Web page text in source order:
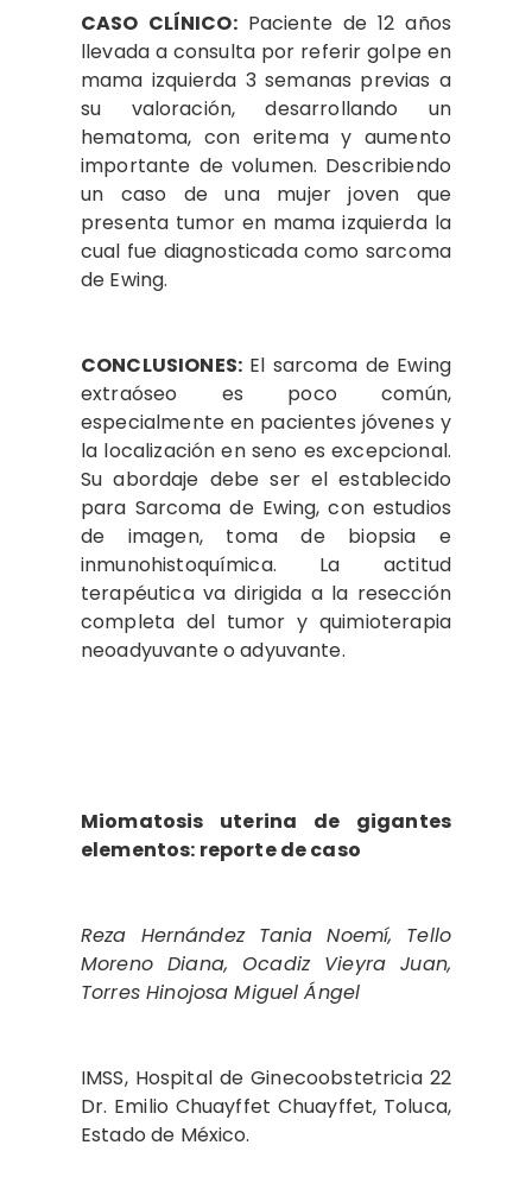
CASO CLÍNICO:Paciente de 12 años
llevada a consulta por referir golpe en
mama izquierda 3 semanas previas a
su valoración, desarrollando un
hematoma, con eritema y aumento
importante de volumen. Describiendo
un caso de una mujer joven que
presenta tumor en mama izquierda la
cual fue diagnosticada como sarcoma
de Ewing.
CONCLUSIONES:El sarcoma de Ewing
extraóseo es poco común,
especialmente en pacientes jóvenes y
la localización en seno es excepcional.
Su abordaje debe ser el establecido
para Sarcoma de Ewing, con estudios
de imagen, toma de biopsia e
inmunohistoquímica. La actitud
terapéutica va dirigida a la resección
completa del tumor y quimioterapia
neoadyuvante o adyuvante.
Miomatosis uterina de gigantes
elementos: reporte de caso
Reza Hernández Tania Noemí, Tello
Moreno Diana, Ocadiz Vieyra Juan,
Torres Hinojosa Miguel Ángel
IMSS, Hospital de Ginecoobstetricia 22
Dr. Emilio Chuayffet Chuayffet, Toluca,
Estado de México.